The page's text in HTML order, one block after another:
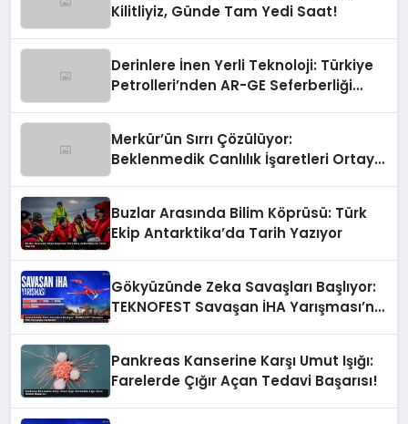
Kilitliyiz, Günde Tam Yedi Saat!
Derinlere İnen Yerli Teknoloji: Türkiye
Petrolleri’nden AR-GE Seferberliği
Merkür’ün Sırrı Çözülüyor:
Beklenmedik Canlılık İşaretleri Ortaya
Buzlar Arasında Bilim Köprüsü: Türk
Ekip Antarktika’da Tarih Yazıyor
Gökyüzünde Zeka Savaşları Başlıyor:
TEKNOFEST Savaşan İHA Yarışması’na
Pankreas Kanserine Karşı Umut Işığı:
Farelerde Çığır Açan Tedavi Başarısı!